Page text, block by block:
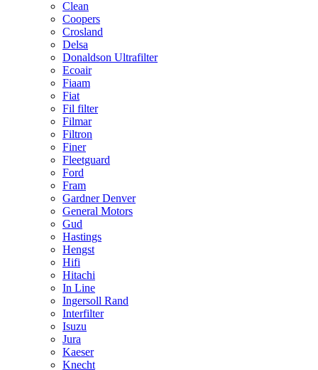
Clean
Coopers
Crosland
Delsa
Donaldson Ultrafilter
Ecoair
Fiaam
Fiat
Fil filter
Filmar
Filtron
Finer
Fleetguard
Ford
Fram
Gardner Denver
General Motors
Gud
Hastings
Hengst
Hifi
Hitachi
In Line
Ingersoll Rand
Interfilter
Isuzu
Jura
Kaeser
Knecht